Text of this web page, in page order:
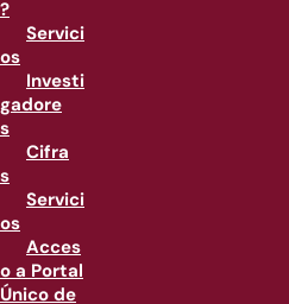
?
Servici
os
Investi
gadore
s
Cifra
s
Servici
os
Acces
o a Portal
Único de